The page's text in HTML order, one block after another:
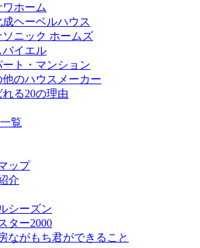
ワホーム
成ヘーベルハウス
ソニック ホームズ
バイエル
ート・マンション
他のハウスメーカー
る20の理由
覧
ップ
介
シーズン
ター2000
ながもち君ができること